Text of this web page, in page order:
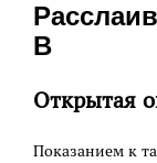
B
Открытая
Показанием к